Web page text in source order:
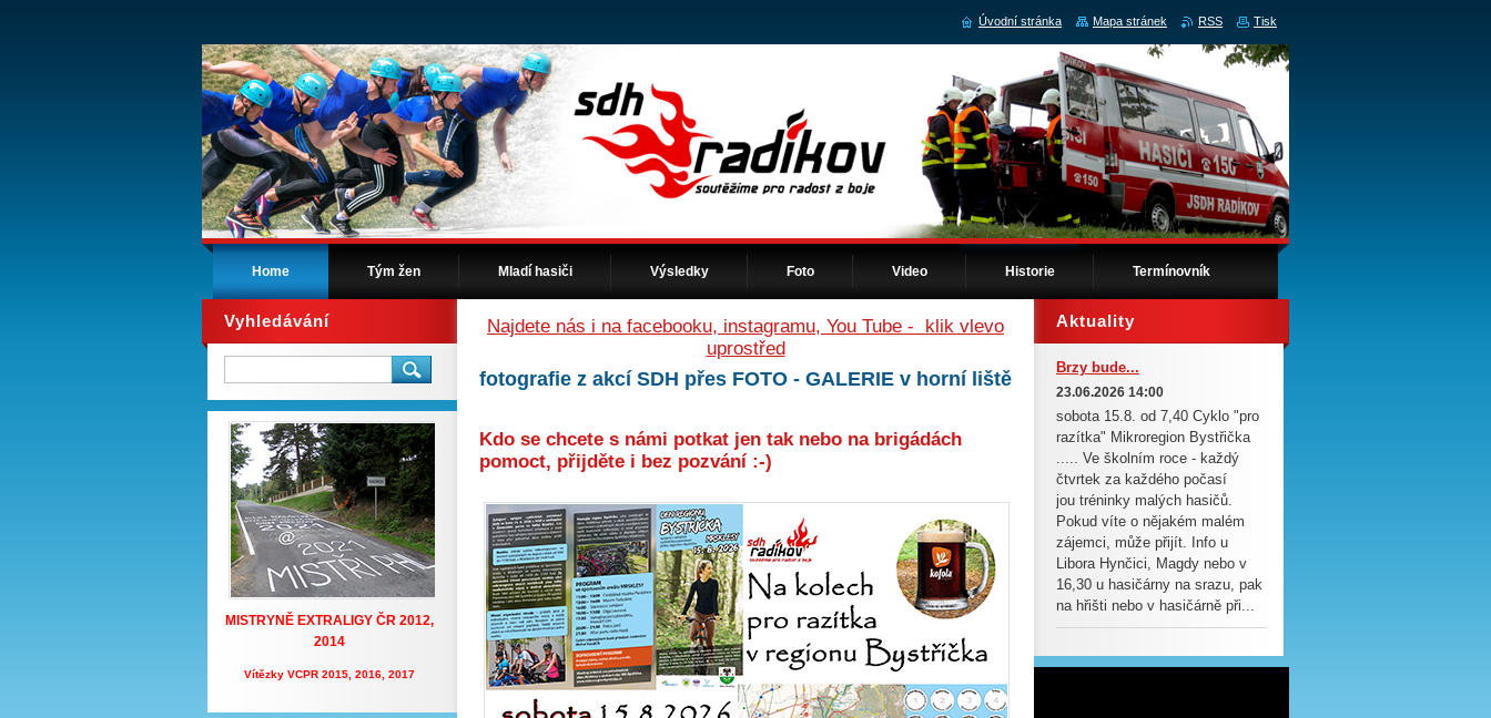
Home Tým žen Mladí hasiči Výsledky Foto Video Historie Termínovník
Najdete nás i na facebooku, instagramu, You Tube - klik vlevo
uprostřed
fotografie z akcí SDH přes FOTO - GALERIE v horní liště
Kdo se chcete s námi potkat jen tak nebo na brigádách
pomoct, přijděte i bez pozvání :-)
Vyhledávání
MISTRYNĚ EXTRALIGY ČR 2012,
2014
Vítězky VCPR 2015, 2016, 2017
Aktuality
Brzy bude...
23.06.2026 14:00
sobota 15.8. od 7,40 Cyklo "pro
razítka" Mikroregion Bystřička
..... Ve školním roce - každý
čtvrtek za každého počasí
jou tréninky malých hasičů.
Pokud víte o nějakém malém
zájemci, může přijít. Info u
Libora Hynčici, Magdy nebo v
16,30 u hasičárny na srazu, pak
na hřišti nebo v hasičárně při...
Úvodní stránka Mapa stránek RSS Tisk